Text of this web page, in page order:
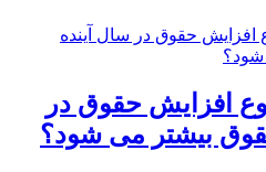
افزایش حقوق در
بیشتر می شود؟